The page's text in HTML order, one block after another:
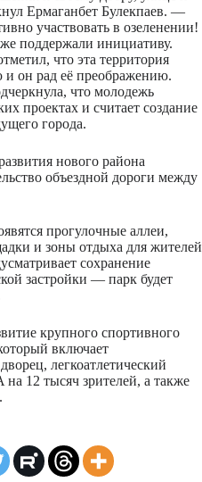
Ермаганбет Булекпаев. —
участвовать в озеленении!
поддержали инициативу.
что эта территория
он рад её преображению.
что молодежь
проектах и считает создание
города.
нового района
объездной дороги между
прогулочные аллеи,
и зоны отдыха для жителей
сохранение
застройки — парк будет
крупного спортивного
включает
легкоатлетический
12 тысяч зрителей, а также